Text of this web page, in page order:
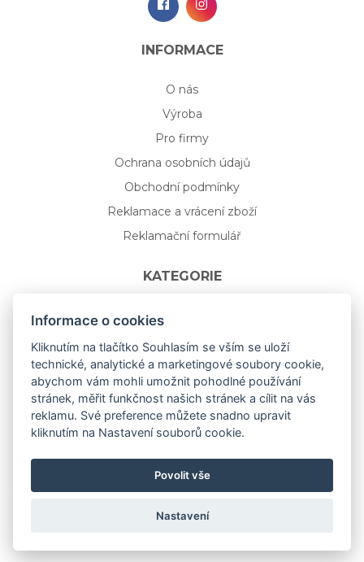
INFORMACE
O nás
Výroba
Pro firmy
Ochrana osobních údajů
Obchodní podmínky
Reklamace a vrácení zboží
Reklamační formulář
KATEGORIE
Nápojové sklo
Bydlení
Dárkový poukaz na míru
Mystery box
Kolekce
NOVÁ rozkvetlá KOLEKCE 🌸🌼
aceit.czAll Right Reserved.
Informace o cookies
Kliknutím na tlačítko Souhlasím se vším se uloží
technické, analytické a marketingové soubory cookie,
abychom vám mohli umožnit pohodlné používání
stránek, měřit funkčnost našich stránek a cílit na vás
reklamu. Své preference můžete snadno upravit
kliknutím na Nastavení souborů cookie.
Povolit vše
Nastavení